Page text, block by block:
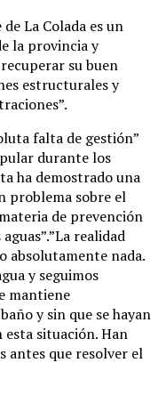
La Colada es un
la provincia y
su buen
estructurales y
falta de gestión”
durante los
ha demostrado una
problema sobre el
de prevención
realidad
absolutamente nada.
y seguimos
mantiene
y sin que se hayan
esta situación. Han
antes que resolver el